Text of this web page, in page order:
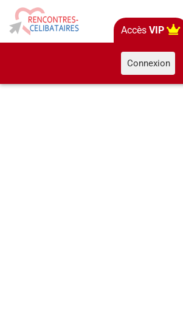
Accès VIP
Connexion